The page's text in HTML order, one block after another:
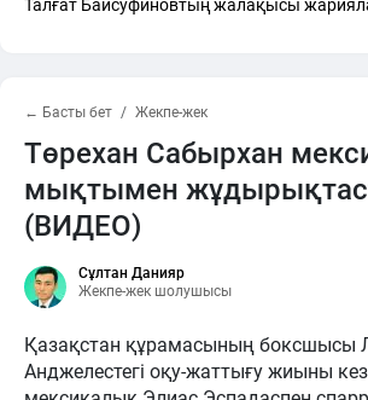
Талғат Байсуфиновтың жалақысы
← Басты бет Жекпе-жек
Төрехан Сабырхан
мықтымен
(ВИДЕО)
Сұлтан Данияр
Жекпе-жек шолушысы
Қазақстан құрамасының боксшысы
Анджелестегі оқу-жаттығу жиыны